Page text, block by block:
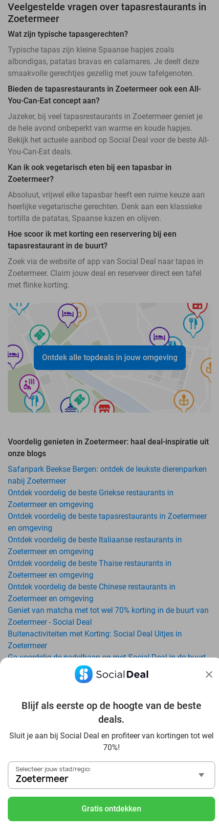
Blijf als eerste op de hoogte van de beste
deals.
Sluit je aan bij Social Deal en profiteer van kortingen tot wel
70%!
Selecteer jouw stad/regio:
Zoetermeer
Gratis ontdekken
Veelgestelde vragen over tapasrestaurants in
Zoetermeer
Wat zijn typische tapasgerechten?
Typische tapas zijn kleine Spaanse hapjes zoals
albondigas, patatas bravas en calamares. Je deelt deze
smaakvolle gerechtjes gezellig met jouw tafelgenoten.
Bieden de tapasrestaurants in Zoetermeer ook een All-
You-Can-Eat concept aan?
Jazeker, bij veel tapasrestaurants in Zoetermeer geniet je
de hele avond onbeperkt van warme en koude hapjes.
Bekijk het actuele aanbod op Social Deal voor de beste All-
You-Can-Eat deals.
Kan ik ook vegetarisch eten bij een tapasbar in
Zoetermeer?
Absoluut, vrijwel elke tapasbar heeft een ruime keuze aan
heerlijke vegetarische gerechten. Denk aan een klassieke
tortilla de patatas, Spaanse kazen en olijven.
Hoe scoor ik met korting een reservering bij een
tapasrestaurant in de buurt?
Zoek via de website of app van Social Deal naar tapas in
Zoetermeer. Claim jouw deal en reserveer direct een tafel
met flinke korting.
Ontdek alle topdeals in jouw omgeving
Voordelig genieten in Zoetermeer: haal deal-inspiratie uit
onze blogs
Safaripark Beekse Bergen: ontdek de leukste dierenparken
nabij Zoetermeer
Ontdek voordelig de beste Griekse restaurants in
Zoetermeer en omgeving
Ontdek voordelig de beste tapasrestaurants in Zoetermeer
en omgeving
Ontdek voordelig de beste Italiaanse restaurants in
Zoetermeer en omgeving
Ontdek voordelig de beste Thaise restaurants in
Zoetermeer en omgeving
Ontdek voordelig de beste Chinese restaurants in
Zoetermeer en omgeving
Geniet van matcha met tot wel 70% korting in de buurt van
Zoetermeer - Social Deal
Buitenactiviteiten met Korting: Social Deal Uitjes in
Zoetermeer
Ga voordelig de padelbaan op met Social Deal in de buurt
Geniet van je vakantie in Zoetermeer in Nederland met
Ontdek voordelig Pilates in Zoetermeer - Social Deal
Ervaar de kwaliteit van het Van der Valk hotel in
Voordelig genieten bij Sunparks met korting vanuit
Met hoge korting naar de zonnebank in Zoetermeer
Skiën met korting in Zoetermeer? Ontdek de leukste
skihallen en indoor skibanen
Schaatsen in Zoetermeer en omgeving
Holiday on Ice tickets met korting in Zoetermeer
Social Deal voordeelshop: ah, zoveel mooie deals in regio